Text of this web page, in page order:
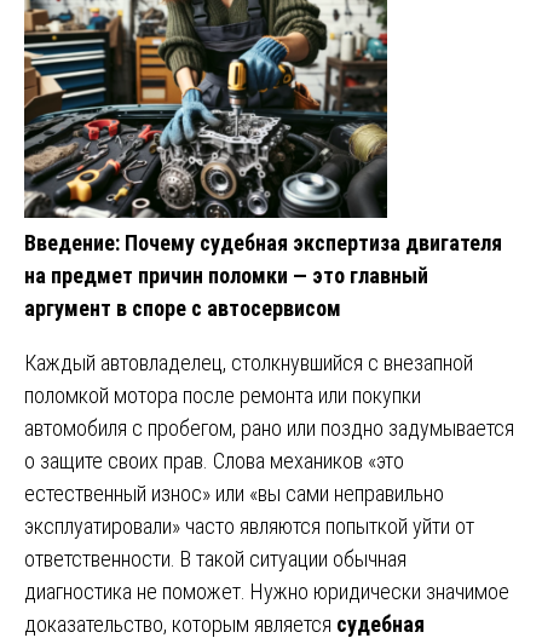
Введение: Почему судебная экспертиза двигателя
на предмет причин поломки — это главный
аргумент в споре с автосервисом
Каждый автовладелец, столкнувшийся с внезапной
поломкой мотора после ремонта или покупки
автомобиля с пробегом, рано или поздно задумывается
о защите своих прав. Слова механиков «это
естественный износ» или «вы сами неправильно
эксплуатировали» часто являются попыткой уйти от
ответственности. В такой ситуации обычная
диагностика не поможет. Нужно юридически значимое
доказательство, которым является судебная